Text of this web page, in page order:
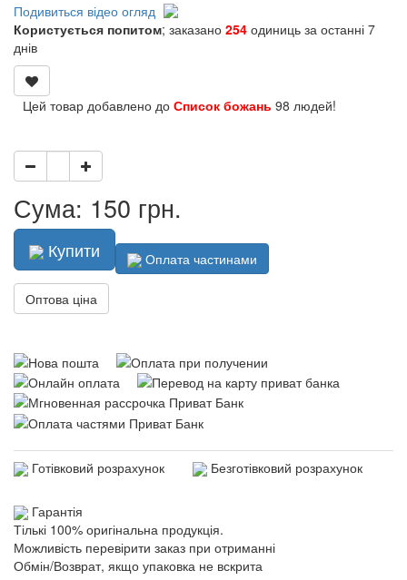
Подивиться відео огляд
Користується попитом; заказано 254 одиниць за останні 7
днів
Цей товар добавлено до Список божань 98 людей!
Сума: 150 грн.
Купити Оплата частинами
Оптова ціна
Готівковий розрахунок Безготівковий розрахунок
Гарантія
Тількі 100% оригінальна продукція.
Можливість перевірити заказ при отриманні
Обмін/Возврат, якщо упаковка не вскрита